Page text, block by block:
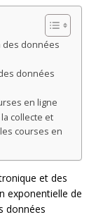
des données
données
en ligne
collecte et
courses en
et des
exponentielle de
données